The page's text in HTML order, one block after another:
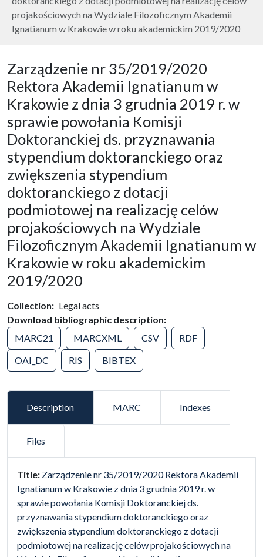
projakościowych na Wydziale Filozoficznym Akademii
Ignatianum w Krakowie w roku akademickim 2019/2020
Zarządzenie nr 35/2019/2020
Rektora Akademii Ignatianum w
Krakowie z dnia 3 grudnia 2019 r. w
sprawie powołania Komisji
Doktoranckiej ds. przyznawania
stypendium doktoranckiego oraz
zwiększenia stypendium
doktoranckiego z dotacji
podmiotowej na realizację celów
projakościowych na Wydziale
Filozoficznym Akademii Ignatianum w
Krakowie w roku akademickim
2019/2020
Collection
Legal acts
Download bibliographic description
MARC21
MARCXML CSV
RDF
OAI_DC
RIS BIBTEX
Description MARC Indexes
Files
false
Title: Zarządzenie nr 35/2019/2020 Rektora Akademii
Ignatianum w Krakowie z dnia 3 grudnia 2019 r. w
sprawie powołania Komisji Doktoranckiej ds.
przyznawania stypendium doktoranckiego oraz
zwiększenia stypendium doktoranckiego z dotacji
podmiotowej na realizację celów projakościowych na